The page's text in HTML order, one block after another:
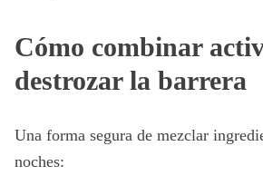
Cómo combinar
destrozar la barrera
Una forma segura de mezclar
noches: